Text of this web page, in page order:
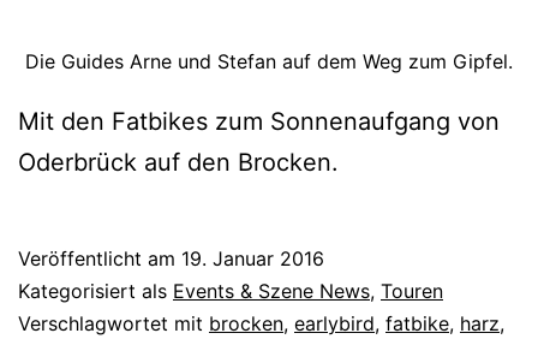
Die Guides Arne und Stefan auf dem Weg zum Gipfel.
Mit den Fatbikes zum Sonnenaufgang von
Oderbrück auf den Brocken.
Veröffentlicht am 19. Januar 2016
Kategorisiert als Events & Szene News, Touren
Verschlagwortet mit brocken, earlybird, fatbike, harz,